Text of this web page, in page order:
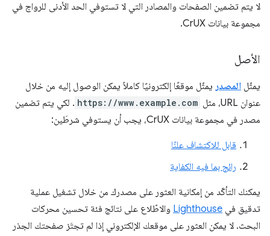
لا يتم تضمين الصفحات والمصادر التي لا تستوفي الحد الأدنى للرواج في
مجموعة بيانات CrUX.
الأصل
يمثّل المصدر يمثّل موقعًا إلكترونيًا كاملاً يمكن الوصول إليه من خلال
عنوان URL، مثل
https://www.example.com . لكي يتم تضمين
مصدر في مجموعة بيانات CrUX، يجب أن يستوفي شرطَين:
قابل للاكتشاف علنًا
رائج بما فيه الكفاية
يمكنك التأكّد من إمكانية العثور على مصدرك من خلال تشغيل عملية
تدقيق في Lighthouse والاطّلاع على نتائج فئة تحسين محركات
البحث. لا يمكن العثور على موقعك الإلكتروني إذا لم تجتَز صفحتك الجذر